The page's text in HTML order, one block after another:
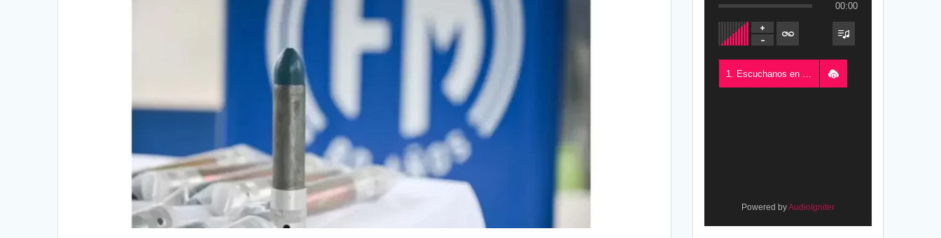
00:00
1. Escuchanos en Vivo - FM del Este 100.5, desde Chajarí, Entre Ríos, Argentina
Powered byAudioIgniter